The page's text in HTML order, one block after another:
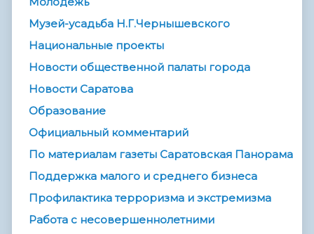
Музей-усадьба Н.Г.Чернышевского
Национальные проекты
Новости общественной палаты города
Новости Саратова
Образование
Официальный комментарий
По материалам газеты Саратовская Панорама
Поддержка малого и среднего бизнеса
Профилактика терроризма и экстремизма
Работа с несовершеннолетними